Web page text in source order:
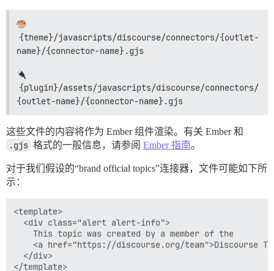
{theme}/javascripts/discourse/connectors/{outlet-
name}/{connector-name}.gjs
{plugin}/assets/javascripts/discourse/connectors/
{outlet-name}/{connector-name}.gjs
这些文件的内容将作为 Ember 组件渲染。有关 Ember 和
.gjs 格式的一般信息，请参阅 Ember 指南。
对于我们假设的“brand official topics”连接器，文件可能如下所
示：
<template>
  <div class="alert alert-info">
    This topic was created by a member of the
<a href="https://discourse.org/team">Discourse
  </div>